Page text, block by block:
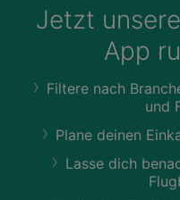
Jetzt unsere
App
Filtere nach
und
Plane deinen
Lasse dich